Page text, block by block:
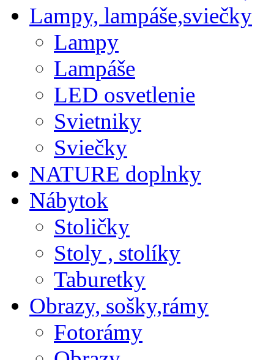
Lampy, lampáše,sviečky
Lampy
Lampáše
LED osvetlenie
Svietniky
Sviečky
NATURE doplnky
Nábytok
Stoličky
Stoly , stolíky
Taburetky
Obrazy, sošky,rámy
Fotorámy